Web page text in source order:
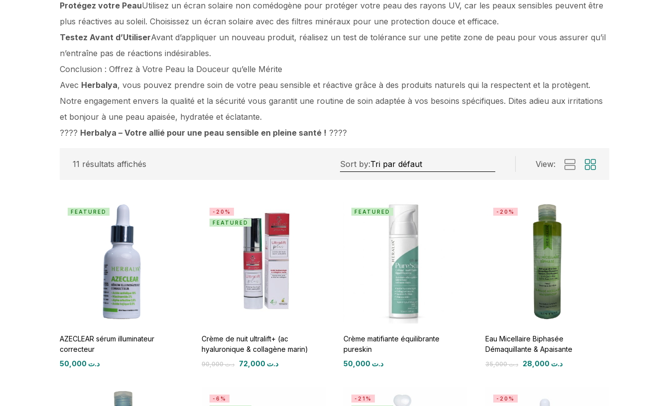
Protégez votre PeauUtilisez un écran solaire non comédogène pour protéger votre peau des rayons UV, car les peaux sensibles peuvent être
plus réactives au soleil. Choisissez un écran solaire avec des filtres minéraux pour une protection douce et efficace.
Testez Avant d’UtiliserAvant d’appliquer un nouveau produit, réalisez un test de tolérance sur une petite zone de peau pour vous assurer qu’il
n’entraîne pas de réactions indésirables.
Conclusion : Offrez à Votre Peau la Douceur qu’elle Mérite
Avec Herbalya, vous pouvez prendre soin de votre peau sensible et réactive grâce à des produits naturels qui la respectent et la protègent.
Notre engagement envers la qualité et la sécurité vous garantit une routine de soin adaptée à vos besoins spécifiques. Dites adieu aux irritations
et bonjour à une peau apaisée, hydratée et éclatante.
???? Herbalya – Votre allié pour une peau sensible en pleine santé ! ????
11 résultats affichés Sort by: View:
FEATURED
AZECLEAR sérum illuminateur
correcteur
د.ت
-20%
FEATURED
Crème de nuit ultralift+ (ac
hyaluronique & collagène marin)
د.ت90,000 د.ت
FEATURED
Crème matifiante équilibrante
pureskin
د.ت
-20%
Eau Micellaire Biphasée
Démaquillante & Apaisante
د.ت35,000 د.ت
-6%
-21%
-20%